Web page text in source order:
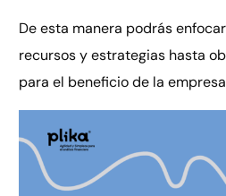
De esta manera podrás
recursos y estrategias hasta
para el beneficio de la